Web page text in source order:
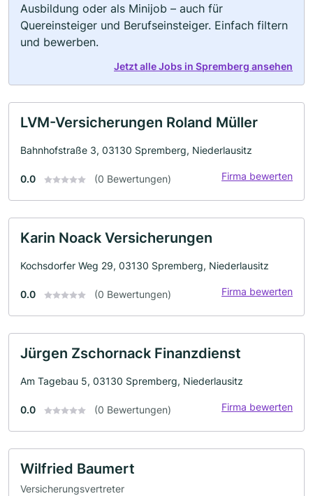
Ausbildung oder als Minijob – auch für
Quereinsteiger und Berufseinsteiger. Einfach filtern
und bewerben.
Jetzt alle Jobs in Spremberg ansehen
LVM-Versicherungen Roland Müller
Bahnhofstraße 3, 03130 Spremberg, Niederlausitz
0.0 (0 Bewertungen) Firma bewerten
Karin Noack Versicherungen
Kochsdorfer Weg 29, 03130 Spremberg, Niederlausitz
0.0 (0 Bewertungen) Firma bewerten
Jürgen Zschornack Finanzdienst
Am Tagebau 5, 03130 Spremberg, Niederlausitz
0.0 (0 Bewertungen) Firma bewerten
Wilfried Baumert
Versicherungsvertreter